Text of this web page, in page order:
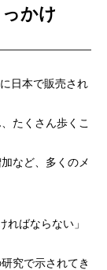
かけ
日本で販売され
たくさん歩くこ
など、多くのメ
ばならない」
究で示されてき